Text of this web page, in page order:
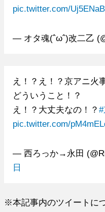
pic.twitter.com/
— オタ魂(ˆωˆ)改二乙
え！？え！？京アニ火
どういうこと！？
え！？大丈夫なの！？ #
pic.twitter.com/
— 西ろっか→永田
日
※本記事内のツイートに